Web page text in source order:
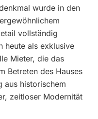
wurde in den
vollständig
heute als exklusive
Mieter, die das
Betreten des Hauses
aus historischem
zeitloser Modernität